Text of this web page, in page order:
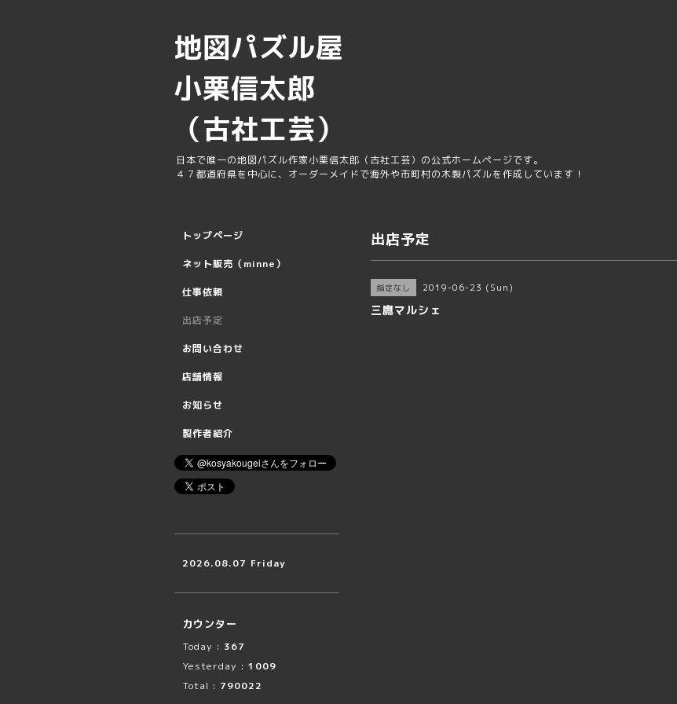
地図パズル屋
小栗信太郎
（古社工芸）
日本で唯一の地図パズル作家小栗信太郎（古社工芸）の公式ホームページです。
４７都道府県を中心に、オーダーメイドで海外や市町村の木製パズルを作成しています！
出店予定
指定なし 2019-06-23 (Sun)
三鷹マルシェ
トップページ
ネット販売（minne）
仕事依頼
出店予定
お問い合わせ
店舗情報
お知らせ
製作者紹介
2026.08.07 Friday
カウンター
Today : 367
Yesterday : 1009
Total : 790022